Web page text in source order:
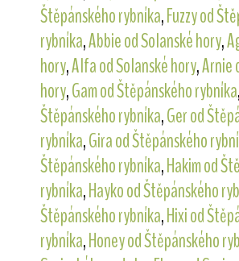
Štěpánského rybníka,Fuzzy od
rybníka,Abbie od Solanské hory,
hory,Alfa od Solanské hory,Arnie
hory,Gam od Štěpánského rybníka,
Štěpánského rybníka,Ger od
rybníka,Gira od Štěpánského
Štěpánského rybníka,Hakim od
rybníka,Hayko od Štěpánského
Štěpánského rybníka,Hixi od
rybníka,Honey od Štěpánského